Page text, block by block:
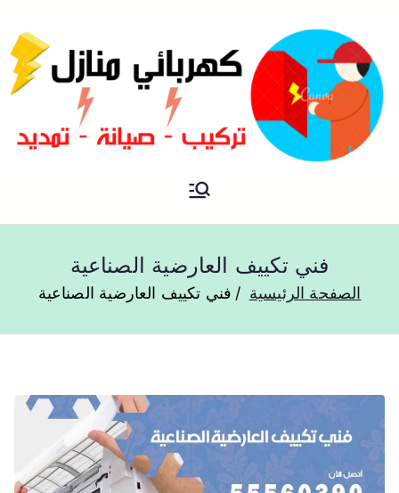
فني كهربائي منازل الكويت
فني تكييف العارضية الصناعية
الصفحة الرئيسية فني تكييف العارضية الصناعية